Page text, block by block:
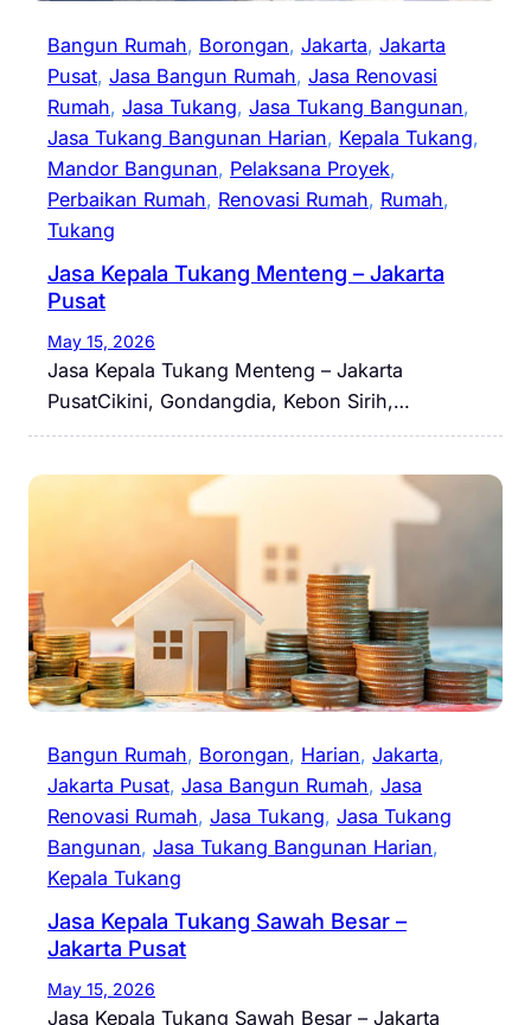
Bangun Rumah, Borongan, Jakarta, Jakarta
Pusat, Jasa Bangun Rumah, Jasa Renovasi
Rumah, Jasa Tukang, Jasa Tukang Bangunan
Jasa Tukang Bangunan Harian, Kepala Tukang
Mandor Bangunan, Pelaksana Proyek
Perbaikan Rumah, Renovasi Rumah, Rumah
Tukang
Jasa Kepala Tukang Menteng – Jakarta
Pusat
May 15, 2026
Jasa Kepala Tukang Menteng – Jakarta
PusatCikini, Gondangdia, Kebon Sirih,…
Bangun Rumah, Borongan, Harian, Jakarta
Jakarta Pusat, Jasa Bangun Rumah, Jasa
Renovasi Rumah, Jasa Tukang, Jasa Tukang
Bangunan, Jasa Tukang Bangunan Harian
Kepala Tukang
Jasa Kepala Tukang Sawah Besar –
Jakarta Pusat
May 15, 2026
Jasa Kepala Tukang Sawah Besar – Jakarta